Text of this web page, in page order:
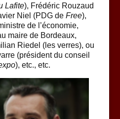
Lafite), Frédéric Rouzaud
Niel (PDG de Free),
de l’économie,
maire de Bordeaux,
Riedel (les verres), ou
(président du conseil
), etc., etc.